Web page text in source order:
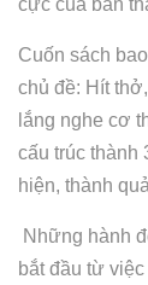
cực của bản
Cuốn sách
chủ đề: Hít
lắng nghe cơ
cấu trúc thành
hiện, thành
Những hành
bắt đầu từ